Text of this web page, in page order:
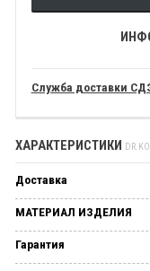
Служба доставки
ХАРАКТЕРИСТИКИ
Доставка
МАТЕРИАЛ ИЗДЕЛИЯ
Гарантия